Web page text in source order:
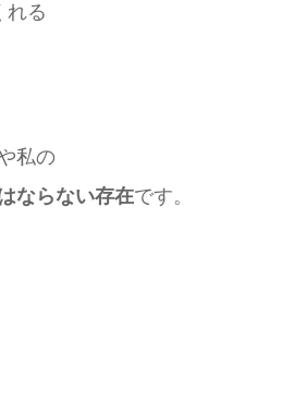
れる
私の
ならない存在です。